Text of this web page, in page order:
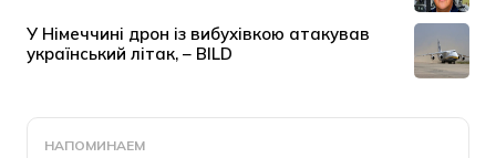
НАПОМИНАЕМ